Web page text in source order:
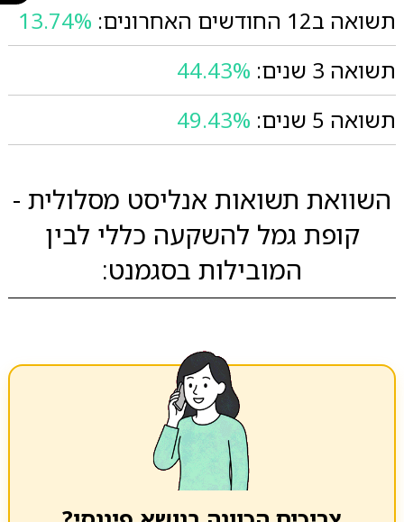
תשואה ב12 החודשים האחרונים:
13.74%
תשואה 3 שנים:
44.43%
תשואה 5 שנים:
49.43%
השוואת תשואות אנליסט מסלולית -
קופת גמל להשקעה כללי לבין
המובילות בסגמנט: